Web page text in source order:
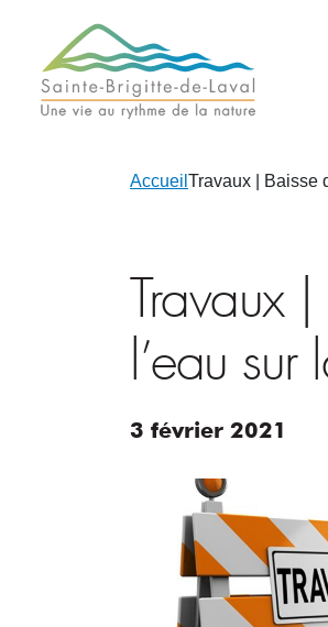
Accueil Travaux | Baisse
Travaux |
l’eau
3 février 2021